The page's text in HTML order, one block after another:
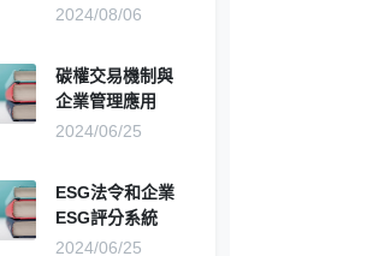
2024/08/06
碳權交易機制與
企業管理應用
2024/06/25
ESG法令和企業
ESG評分系統
2024/06/25